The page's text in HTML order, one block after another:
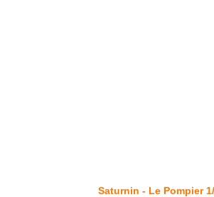
Saturnin - Le Pompier